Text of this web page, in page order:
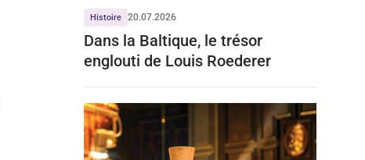
Histoire 20.07.2026
Dans la Baltique, le trésor
englouti de Louis Roederer